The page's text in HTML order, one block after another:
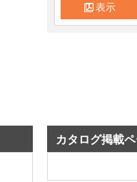
表示
カタログ掲載